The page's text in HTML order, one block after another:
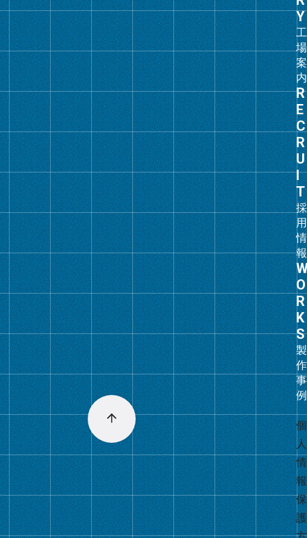
工
場
案
内
ン
ク
採
用
情
報
グ
ル
ー
プ
リ
ン
ク
製
作
事
例
グ
ル
ー
プ
リ
ン
ク
個
人
情
報
保
護